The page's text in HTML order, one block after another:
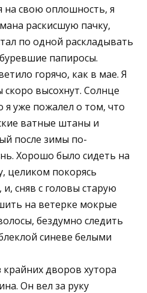
на свою оплошность, я
раскисшую пачку,
по одной раскладывать
папиросы.
горячо, как в мае. Я
скоро высохнут. Солнце
я уже пожалел о том, что
ватные штаны и
после зимы по-
Хорошо было сидеть на
целиком покорясь
сняв с головы старую
на ветерке мокрые
бездумно следить
синеве белыми
крайних дворов хутора
Он вел за руку